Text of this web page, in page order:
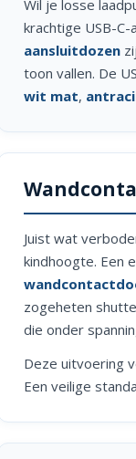
Wil je losse
krachtige USB-
aansluitdozen
toon vallen. De
wit mat,
Juist wat
kindhoogte. Een
zogeheten
die onder
Deze uitvoering
Een veilige